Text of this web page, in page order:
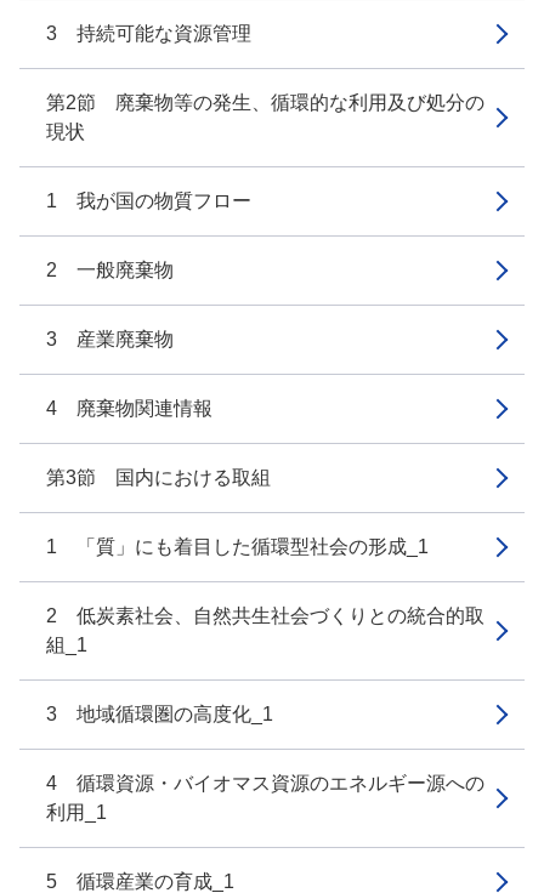
3 持続可能な資源管理
第2節 廃棄物等の発生、循環的な利用及び処分の
現状
1 我が国の物質フロー
2 一般廃棄物
3 産業廃棄物
4 廃棄物関連情報
第3節 国内における取組
1 「質」にも着目した循環型社会の形成_1
2 低炭素社会、自然共生社会づくりとの統合的取
組_1
3 地域循環圏の高度化_1
4 循環資源・バイオマス資源のエネルギー源への
利用_1
5 循環産業の育成_1